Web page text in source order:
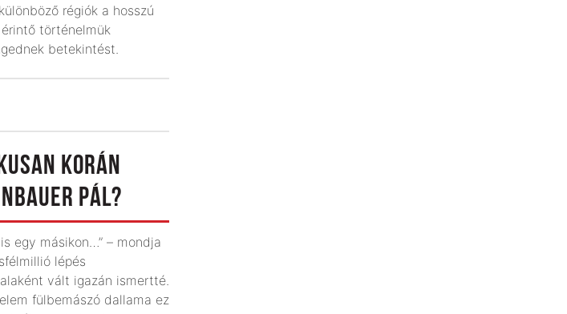
régiók a hosszú
történelmük
betekintést.
KORÁN
PÁL?
egy másikon…” – mondja
lépés
vált igazán ismertté.
fülbemászó dallama ez